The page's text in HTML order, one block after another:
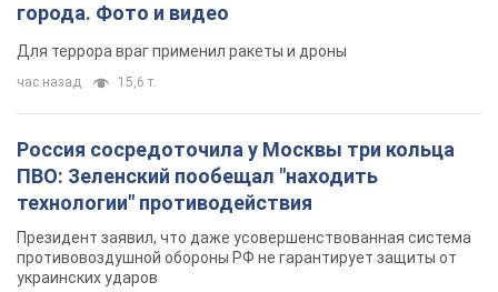
города. Фото и видео
Для террора враг применил ракеты и дроны
час назад 15,6 т.
Россия сосредоточила у Москвы три кольца
ПВО: Зеленский пообещал "находить
технологии" противодействия
Президент заявил, что даже усовершенствованная система
противовоздушной обороны РФ не гарантирует защиты от
украинских ударов